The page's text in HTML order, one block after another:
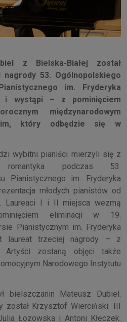
z Bielska-Białej został
nagrody 53. Ogólnopolskiego
im. Fryderyka
i wystąpi – z pominięciem
międzynarodowym
który odbędzie się w
wybitni pianiści mierzyli się z
romantyka podczas 53.
Pianistycznego im. Fryderyka
młodych pianistów od
Laureaci I i II miejsca wezmą
eliminacji w 19.
Pianistycznym im. Fryderyka
laureat trzeciej nagrody – z
Artyści zostaną objęci także
Narodowego Instytutu
bielszczanin Mateusz Dubiel.
został Krzysztof Wierciński. III
Łozowska i Antoni Kłeczek.